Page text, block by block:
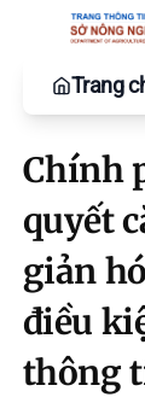
Trang
Chính
quyết
giản
điều
thông